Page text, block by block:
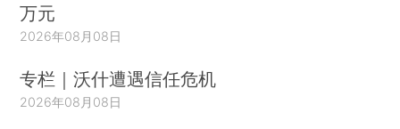
万元
2026年08月08日
专栏｜沃什遭遇信任危机
2026年08月08日